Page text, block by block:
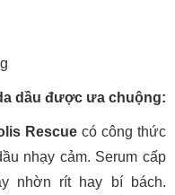
dầu được ưa chuộng:
Rescue có công thức
nhạy cảm. Serum cấp
nhờn rít hay bí bách.